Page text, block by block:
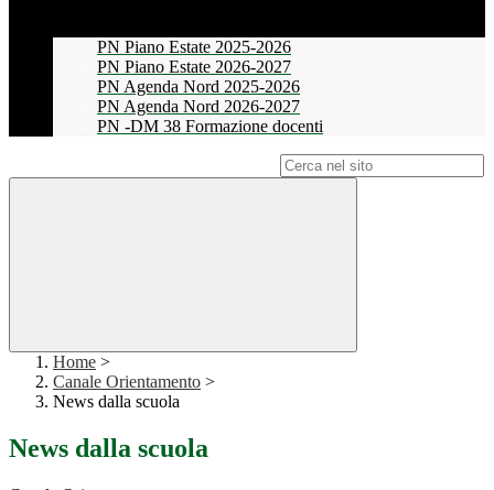
PN Piano Estate 2025-2026
PN Piano Estate 2026-2027
PN Agenda Nord 2025-2026
PN Agenda Nord 2026-2027
PN -DM 38 Formazione docenti
Home >
Canale Orientamento >
News dalla scuola
News dalla scuola